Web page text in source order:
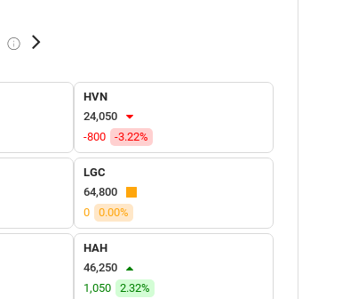
Tự doanh mua
HVN
24,050
-800
-3.22%
LGC
64,800
0
0.00%
HAH
46,250
1,050
2.32%